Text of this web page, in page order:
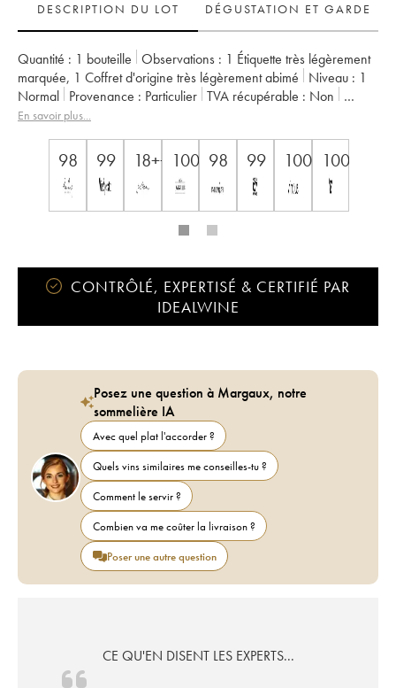
DESCRIPTION DU LOT
DÉGUSTATION ET GARDE
Quantité : 1 bouteille Observations : 1 Étiquette très légèrement
marquée, 1 Coffret d'origine très légèrement abimé Niveau : 1
Normal
Provenance : particulier TVA récupérable :
non
Région :
Bordeaux
Propriétaire :
Famille Rothschild
En savoir plus...
98 99 18++ 100 98 99 100 100
CONTRÔLÉ, EXPERTISÉ & CERTIFIÉ PAR
IDEALWINE
Posez une question à Margaux, notre
sommelière IA
Avec quel plat l'accorder ?
Quels vins similaires me conseilles-tu ?
Comment le servir ?
Combien va me coûter la livraison ?
Poser une autre question
CE QU'EN DISENT LES EXPERTS...